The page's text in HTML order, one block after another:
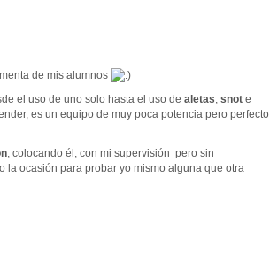
de mis alumnos
el uso de uno solo hasta el uso de aletas, snot e
es un equipo de muy poca potencia pero perfecto
, colocando él, con mi supervisión pero sin
la ocasión para probar yo mismo alguna que otra